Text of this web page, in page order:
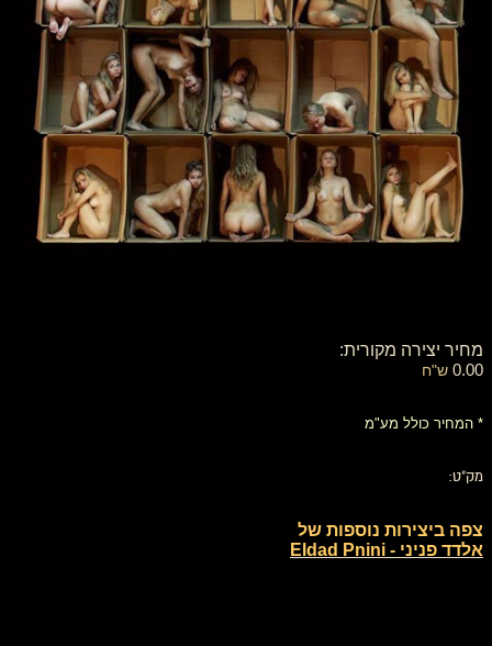
מחיר יצירה מקורית:
0.00 ש"ח
* המחיר כולל מע"מ
מק"ט:
צפה ביצירות נוספות של
אלדד פניני - Eldad Pnini